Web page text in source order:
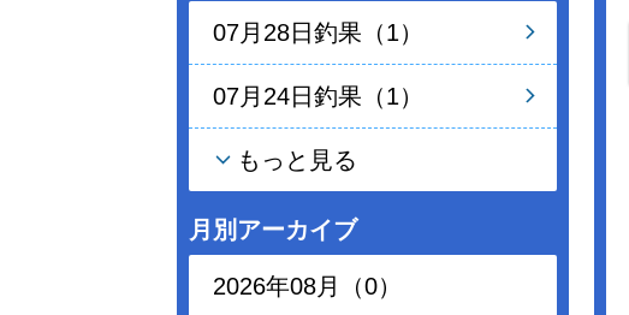
07月28日釣果（1）
07月24日釣果（1）
もっと見る
月別アーカイブ
2026年08月（0）